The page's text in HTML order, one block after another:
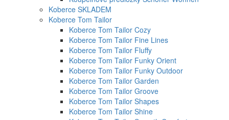
Koberce SKLADEM
Koberce Tom Tailor
Koberce Tom Tailor Cozy
Koberce Tom Tailor Fine Lines
Koberce Tom Tailor Fluffy
Koberce Tom Tailor Funky Orient
Koberce Tom Tailor Funky Outdoor
Koberce Tom Tailor Garden
Koberce Tom Tailor Groove
Koberce Tom Tailor Shapes
Koberce Tom Tailor Shine